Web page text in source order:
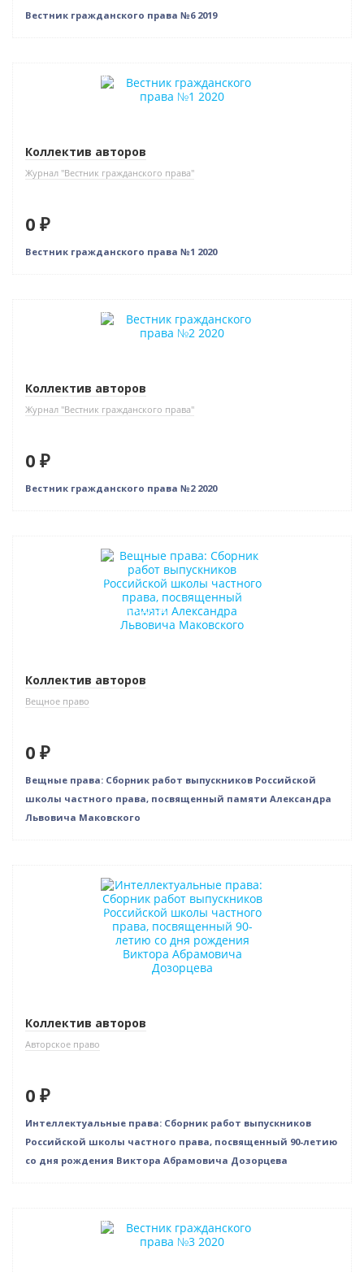
Вестник гражданского права №6 2019
Нет в наличии
Коллектив авторов
Журнал "Вестник гражданского права"
0 ₽
Вестник гражданского права №1 2020
Нет в наличии
Коллектив авторов
Журнал "Вестник гражданского права"
0 ₽
Вестник гражданского права №2 2020
Нет в наличии
Индивидуальный подход
Коллектив авторов
Вещное право
0 ₽
Вещные права: Сборник работ выпускников Российской
школы частного права, посвященный памяти Александра
Львовича Маковского
Нет в наличии
Коллектив авторов
Авторское право
0 ₽
Интеллектуальные права: Сборник работ выпускников
Российской школы частного права, посвященный 90-летию
со дня рождения Виктора Абрамовича Дозорцева
Нет в наличии